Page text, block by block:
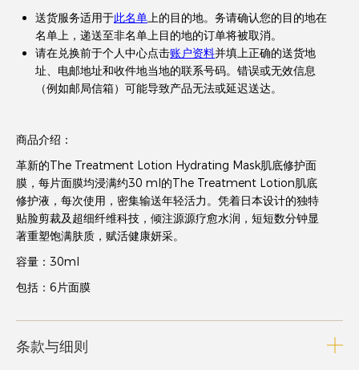
送货服务适用于此名单上的目的地。务请确认您的目的地在
名单上，递送至非名单上目的地的订单将被取消。
请在兑换前于个人中心点击账户资料并填上正确的送货地
址、电邮地址和收件地当地的联系号码。错误或无效信息
（例如邮局信箱）可能导致产品无法或延迟送达。
商品介绍：
革新的The Treatment Lotion Hydrating Mask肌底修护面
膜，每片面膜均浸满约30 ml的The Treatment Lotion肌底
修护液，每次使用，密集输送年轻活力。凭着日本设计的独特
贴脸剪裁及超细纤维科技，倾注源源疗愈水润，短短数分钟显
著重塑饱满肤质，赋活健康妍采。
容量：30ml
包括：6片面膜
条款与细则